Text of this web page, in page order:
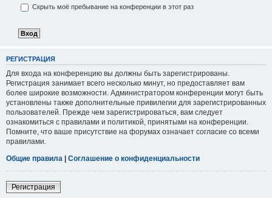
Скрыть моё пребывание на конференции в этот раз
РЕГИСТРАЦИЯ
Для входа на конференцию вы должны быть зарегистрированы.
Регистрация занимает всего несколько минут, но предоставляет вам
более широкие возможности. Администратором конференции могут быть
установлены также дополнительные привилегии для зарегистрированных
пользователей. Прежде чем зарегистрироваться, вам следует
ознакомиться с правилами и политикой, принятыми на конференции.
Помните, что ваше присутствие на форумах означает согласие со всеми
правилами.
Общие правила | Соглашение о конфиденциальности
Регистрация